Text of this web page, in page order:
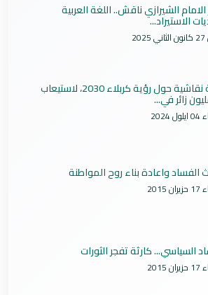
الشيرازي ناقش.. اللغة العربية
الاستيراد...
حلقة نقاشية حول رؤية كربلاء 2030، لاستيعاب
الفساد واعادة بناء روح المواطنة
السياسي... كارثة تفجر الثورات